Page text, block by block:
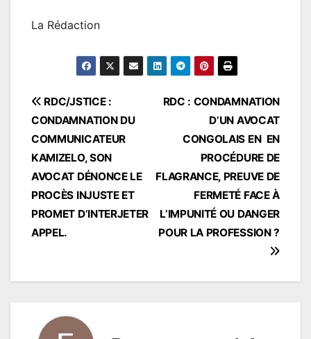
La Rédaction
Navigation
de
l’article
RDC : CONDAMNATION
D’UN AVOCAT
CONGOLAIS EN EN
PROCÉDURE DE
FLAGRANCE, PREUVE DE
FERMETÉ FACE À
L’IMPUNITÉ OU DANGER
POUR LA PROFESSION ?
RDC/JSTICE :
CONDAMNATION DU
COMMUNICATEUR
KAMIZELO, SON
AVOCAT DÉNONCE LE
PROCÈS INJUSTE ET
PROMET D’INTERJETER
APPEL.